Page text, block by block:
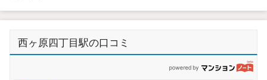
西ヶ原四丁目駅の口コミ